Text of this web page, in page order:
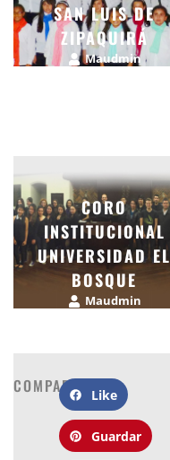
SAN LUIS DE
ZIPAQUIRÁ
Maudmin
CORO
INSTITUCIONAL
UNIVERSIDAD EL
BOSQUE
Maudmin
COMPARTIR:Like
Guardar